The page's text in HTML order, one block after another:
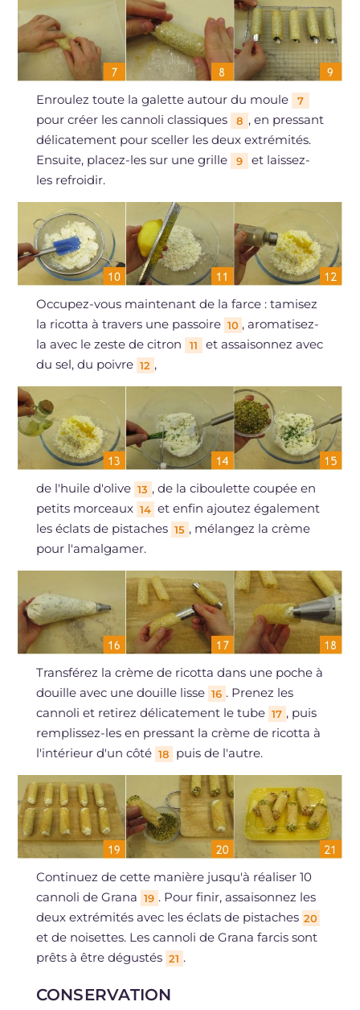
Enroulez toute la galette autour du moule 7
pour créer les cannoli classiques 8 , en pressant
délicatement pour sceller les deux extrémités.
Ensuite, placez-les sur une grille
9
et laissez-
les refroidir.
Occupez-vous maintenant de la farce : tamisez
la ricotta à travers une passoire 10 , aromatisez-
la avec le zeste de citron
11
et assaisonnez avec
du sel, du poivre 12 ,
de l'huile d'olive 13 , de la ciboulette coupée en
petits morceaux 14 et enfin ajoutez également
les éclats de pistaches 15 , mélangez la crème
pour l'amalgamer.
Transférez la crème de ricotta dans une poche à
douille avec une douille lisse 16 . Prenez les
cannoli et retirez délicatement le tube 17 , puis
remplissez-les en pressant la crème de ricotta à
l'intérieur d'un côté 18 puis de l'autre.
Continuez de cette manière jusqu'à réaliser 10
cannoli de Grana 19 . Pour finir, assaisonnez les
deux extrémités avec les éclats de pistaches 20
et de noisettes. Les cannoli de Grana farcis sont
prêts à être dégustés 21 .
CONSERVATION